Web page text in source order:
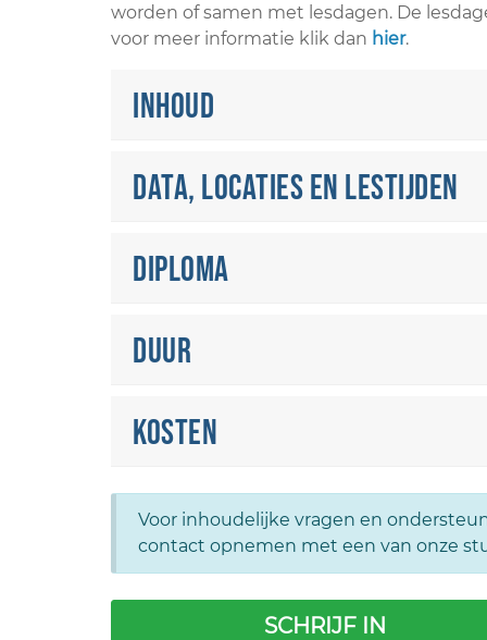
worden of samen met lesdagen. De
voor meer informatie klik dan hier.
Inhoud
Data, locaties en lestijden
Diploma
Duur
Kosten
Voor inhoudelijke vragen en
contact opnemen met een van onze
SCHRIJF IN